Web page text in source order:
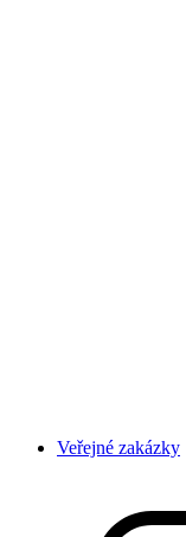
Veřejné zakázky